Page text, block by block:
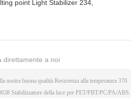
point Light Stabilizer 234,
direttamente a noi